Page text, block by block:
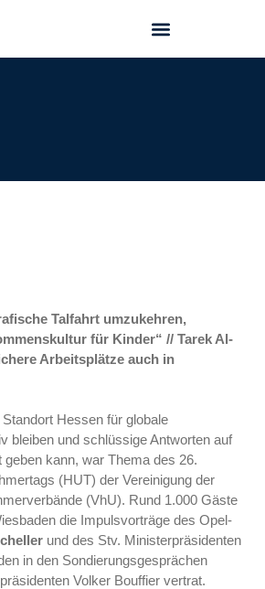
Talfahrt umzukehren,
für Kinder“ // Tarek Al-
Arbeitsplätze auch in
Hessen für globale
bleiben und schlüssige Antworten auf
geben kann, war Thema des 26.
(HUT) der Vereinigung der
(VhU). Rund 1.000 Gäste
die Impulsvorträge des Opel-
und des Stv. Ministerpräsidenten
in den Sondierungsgesprächen
Volker Bouffier vertrat.